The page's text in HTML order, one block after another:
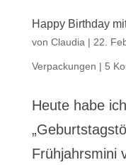
Happy Birthday
von Claudia | 22.
Verpackungen | 5
Heute habe
Frühjahrsmini